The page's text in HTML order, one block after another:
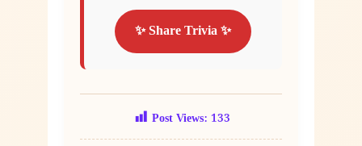
✨ Share Trivia ✨
Post Views: 133